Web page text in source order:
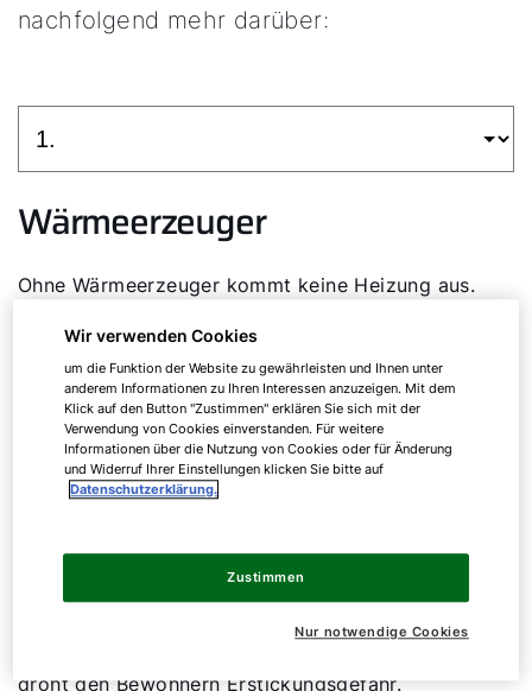
nachfolgend mehr darüber:
Wärmeerzeuger
Ohne Wärmeerzeuger kommt keine Heizung aus.
Aufbau der Heizungsanlage, welche die Wärme
bereitstellt und das Heizen eines Gebäudes möglich
macht. Das gelingt ihm, indem er andere
Energieformen in Wärme umwandelt. Die
konventionelle Art und Weise der Wärmeerzeugung
besteht in der Nutzung von chemischer Energie, die
Wasser auch schädliche Stoffe, welche nach
draußen abgeleitet werden müssen. Deswegen
benötigen alle Heizkessel eine Abgasleitung. Bei
droht den Bewohnern Erstickungsgefahr.
Wir verwenden Cookies
um die Funktion der Website zu gewährleisten und Ihnen unter
anderem Informationen zu Ihren Interessen anzuzeigen. Mit dem
Klick auf den Button "Zustimmen" erklären Sie sich mit der
Verwendung von Cookies einverstanden. Für weitere
Informationen über die Nutzung von Cookies oder für Änderung
und Widerruf Ihrer Einstellungen klicken Sie bitte auf
Datenschutzerklärung.
Nur notwendige Cookies
Zustimmen